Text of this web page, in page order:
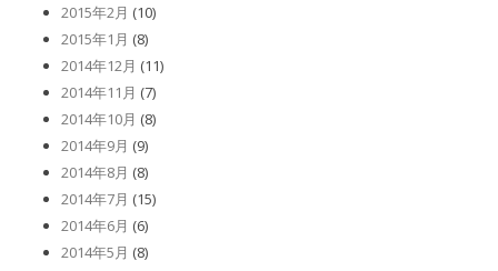
2015年2月 (10)
2015年1月 (8)
2014年12月 (11)
2014年11月 (7)
2014年10月 (8)
2014年9月 (9)
2014年8月 (8)
2014年7月 (15)
2014年6月 (6)
2014年5月 (8)